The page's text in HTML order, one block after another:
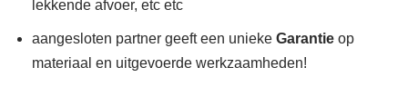
lekkende afvoer, etc etc
aangesloten partner geeft een unieke Garantie op
materiaal en uitgevoerde werkzaamheden!